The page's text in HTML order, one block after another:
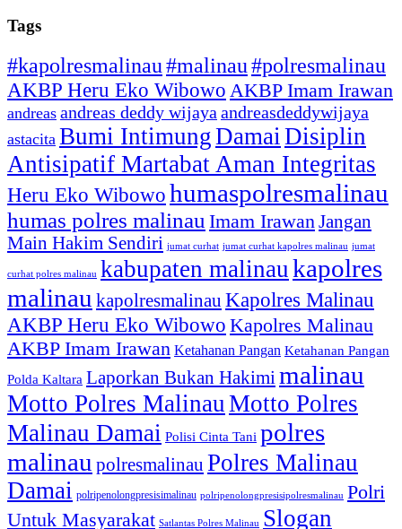
Tags
#kapolresmalinau#malinau#polresmalinau
AKBP Heru Eko Wibowo AKBP Imam Irawan
andreas andreas deddy wijaya andreasdeddywijaya
astacita Bumi IntimungDamaiDisiplin
Antisipatif Martabat Aman Integritas
Heru Eko Wibowohumaspolresmalinau
humas polres malinau Imam IrawanJangan
Main Hakim Sendiri jumat curhat jumat curhat kapolres malinau jumat
curhat polres malinau kabupaten malinaukapolres
malinau kapolresmalinau Kapolres Malinau
AKBP Heru Eko Wibowo Kapolres Malinau
AKBP Imam Irawan Ketahanan Pangan Ketahanan Pangan
Polda Kaltara Laporkan Bukan Hakimi malinau
Motto Polres MalinauMotto Polres
Malinau Damai Polisi Cinta Tani polres
malinau polresmalinau Polres Malinau
Damai polripenolongpresisimalinau polripenolongpresisipolresmalinau Polri
Untuk Masyarakat Satlantas Polres Malinau Slogan